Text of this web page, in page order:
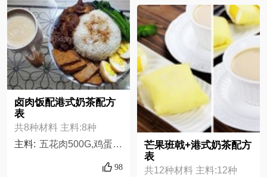
卤肉饭配港式奶茶配方
表
共8种材料 主料:8种
主料: 五花肉500G,鸡蛋4个,豆干500G,洋葱半个,老抽两勺,生抽两勺,冰糖7粒,姜拇指大小
98
芒果班戟+港式奶茶配方
表
共12种材料 主料:12种